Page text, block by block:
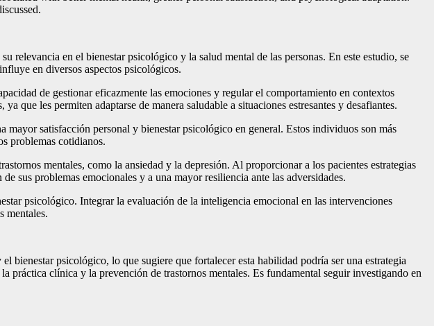
en el bienestar psicológico y la salud mental de las personas. En este estudio, se
en diversos aspectos psicológicos.
de gestionar eficazmente las emociones y regular el comportamiento en contextos
que les permiten adaptarse de manera saludable a situaciones estresantes y desafiantes.
satisfacción personal y bienestar psicológico en general. Estos individuos son más
problemas cotidianos.
mentales, como la ansiedad y la depresión. Al proporcionar a los pacientes estrategias
sus problemas emocionales y a una mayor resiliencia ante las adversidades.
psicológico. Integrar la evaluación de la inteligencia emocional en las intervenciones
mentales.
bienestar psicológico, lo que sugiere que fortalecer esta habilidad podría ser una estrategia
práctica clínica y la prevención de trastornos mentales. Es fundamental seguir investigando en